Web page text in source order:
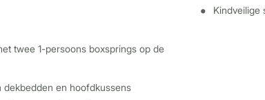
twee 1-persoons boxsprings op de
dekbedden en hoofdkussens
Kindveilige